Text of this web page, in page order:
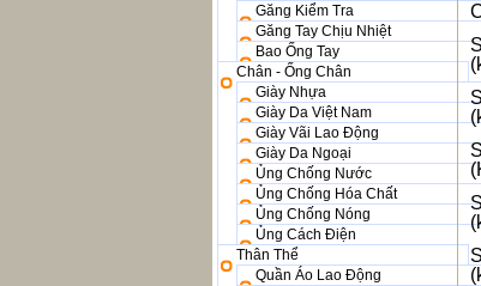
Găng Kiểm Tra
Găng Tay Chịu Nhiệt
Bao Ống Tay
Chân - Ống Chân
Giày Nhựa
Giày Da Việt Nam
Giày Vãi Lao Động
Giày Da Ngoại
Ủng Chống Nước
Ủng Chống Hóa Chất
Ủng Chống Nóng
Ủng Cách Điện
Thân Thể
Quần Áo Lao Động